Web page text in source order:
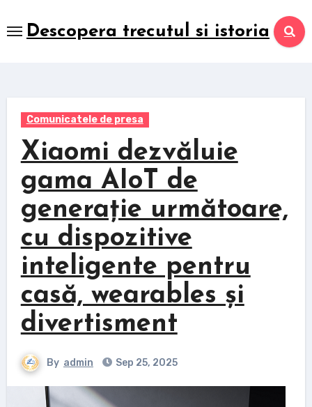
to
Descopera trecutul si istoria
Comunicatele de presa
Xiaomi dezvăluie
gama AIoT de
generație următoare,
cu dispozitive
inteligente pentru
casă, wearables și
divertisment
By admin Sep 25, 2025